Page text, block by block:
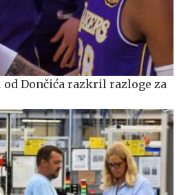
Dončića razkril razloge za